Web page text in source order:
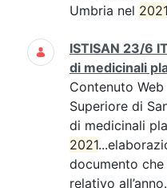
Umbria nel 2021
ISTISAN 23/6
di medicinali
Contenuto Web
Superiore di
di medicinali
2021
documento che
relativo